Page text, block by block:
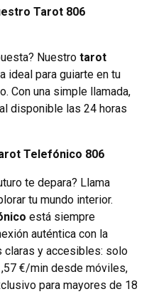
Tarot 806
Nuestro tarot
ideal para guiarte en tu
Con una simple llamada,
disponible las 24 horas
Telefónico 806
te depara? Llama
tu mundo interior.
está siempre
auténtica con la
claras y accesibles: solo
€/min desde móviles,
para mayores de 18